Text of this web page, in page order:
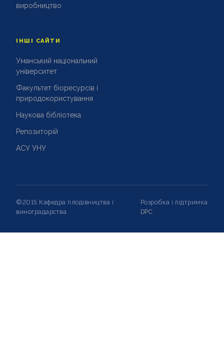
виробництво
ІНШІ САЙТИ
Уманський національний
університет
Факультет біоресурсів і
природокористування
Наукова бібліотека
Репозиторій
АСУ УНУ
©2015 Кафедра плодівництва і
виноградарства
Розробка і підтримка
DPC